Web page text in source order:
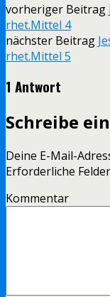
vorheriger Beitrag
rhet.Mittel 4
nächster Beitrag
rhet.Mittel 5
1 Antwort
Schreibe
Deine E-Mail-
Erforderliche
Kommentar